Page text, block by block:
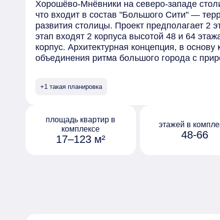
Хорошёво-Мнёвники на северо-западе
что входит в состав "Большого Сити" —
развития столицы. Проект предполагает 2
этап входят 2 корпуса высотой 48 и 64
корпус. Архитектурная концепция, в основу
объединения ритма большого города с
балконов. Дизайн лобби также
предусмотрено 20 вариантов
представлены квартирами с окнами в пол,
Внутреннее пространство двора
+1 такая планировка
17–123 м²
площадь квартир в
комплексе
48-66
этажей в